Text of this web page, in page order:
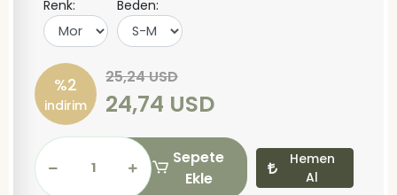
Renk: Beden:
%2
indirim
25,24 USD
24,74 USD
Sepete
Ekle
Hemen
Al